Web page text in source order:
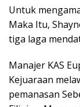
Untuk
Maka Itu,
tiga laga
Manajer KAS
Kejuaraan
pemanasan